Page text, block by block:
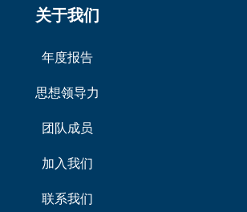
关于我们
年度报告
思想领导力
团队成员
加入我们
联系我们